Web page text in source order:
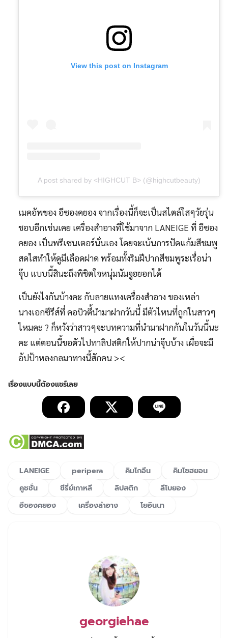
View this post on Instagram
A post shared by <HIGHCUT B> (@highcutbeauty)
เมคอัพของ อีซองคยอง จากเรื่องนี้ก็จะเป็นสไตล์ใสๆวัยรุ่น
ชอบอีกเช่นเคย เครื่องสำอางที่ใช้มาจาก LANEIGE ที่ อีซอง
คยอง เป็นพรีเซนเตอร์นั่นเอง โดยจะเน้นการปัดแก้มสีชมพู
สดใสทำให้ดูมีเลือดฝาด พร้อมทั้งริมฝีปากสีชมพูระเรื่อน่า
จุ๊บ แบบนี้สินะถึงพิชิตใจหนุ่มนัมจูฮยอกได้
เป็นยังไงกันบ้างคะ กับลายแทงเครื่องสำอาง ของเหล่า
นางเอกซีรีส์ที่ คอบิวตี้นำมาฝากวันนี้ มีตัวไหนที่ถูกในสาวๆ
ไหมคะ ? ก็หวังว่าสาวๆจะบทความที่นำมาฝากกันในวันนี้นะ
คะ แต่ตอนนี้ขอตัวไปทาลิปสติกให้ปากน่าจุ๊บบ้าง เผื่อจะมี
อ้ปป้าหลงกลมาทางนี้สักคน ><
LANEIGE peripera คิมโกอึน
คิมโซฮยอน
คูชชั่น
ซีรี่ย์เกาหลี ลิปสติก
ลีโบยอง
อีซองคยอง
เครื่องสำอาง โยอินนา
georgiehae